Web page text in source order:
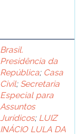
Brasil.
Presidência da
República; Casa
Civil; Secretaria
Especial para
Assuntos
Jurídicos; LUIZ
INÁCIO LULA DA